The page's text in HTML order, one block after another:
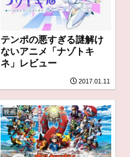
版】
テンポの悪すぎる謎解け
ないアニメ「ナゾトキ
ネ」レビュー
2017.01.11
映画